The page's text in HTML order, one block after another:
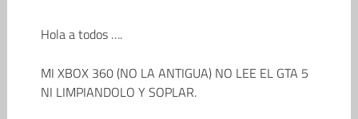
Hola a todos ….
MI XBOX 360 (NO LA ANTIGUA) NO LEE EL GTA 5
NI LIMPIANDOLO Y SOPLAR.